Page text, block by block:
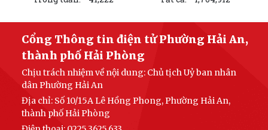
LIÊN KẾT WEB SITE
THỐNG KÊ TRUY CẬP